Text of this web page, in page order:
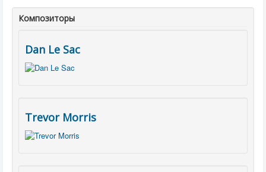
Композиторы
Dan Le Sac
Trevor Morris